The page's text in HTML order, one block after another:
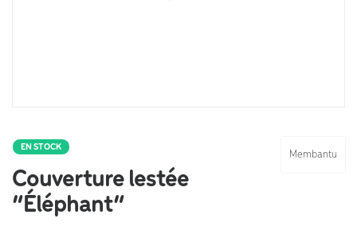
Membantu
EN STOCK
Couverture lestée
“Éléphant”